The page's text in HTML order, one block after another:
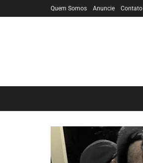
Quem Somos Anuncie Contato